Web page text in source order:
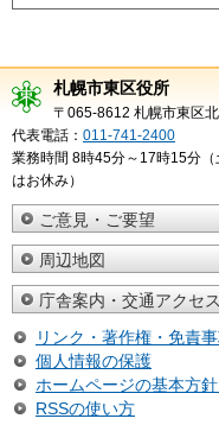
札幌市東区役所
〒065-8612 札幌市東区
代表電話： 011-741-2400
業務時間 8時45分～17時15分
はお休み）
ご意見・ご要望
周辺地図
庁舎案内・交通アクセス
リンク・著作権・免責
個人情報の保護
ホームページの基本方
RSSの使い方